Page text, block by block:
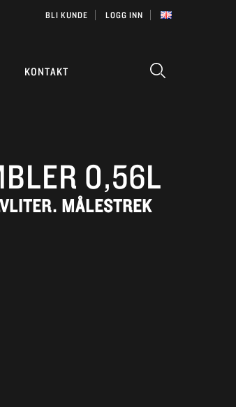
BLI KUNDE LOGG INN
KONTAKT
0,56L
MÅLESTREK